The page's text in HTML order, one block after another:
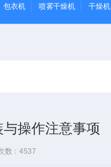
包衣机 喷雾干燥机 干燥机
操作注意事项
数：4537